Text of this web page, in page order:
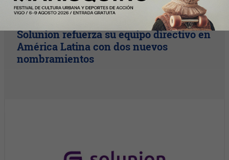
InfoArgentinos
Solunion refuerza su equipo directivo en
América Latina con dos nuevos
nombramientos